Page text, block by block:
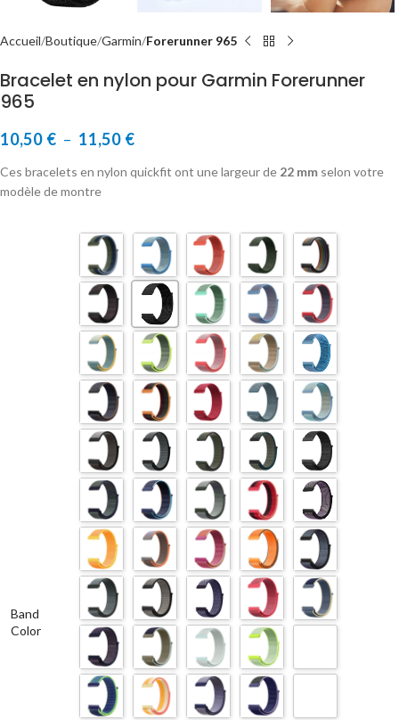
Accueil Boutique Garmin Forerunner 965
Bracelet en nylon pour Garmin Forerunner
965
10,50 € – 11,50 €
Ces bracelets en nylon quickfit ont une largeur de 22 mm selon votre
modèle de montre
Band
Color